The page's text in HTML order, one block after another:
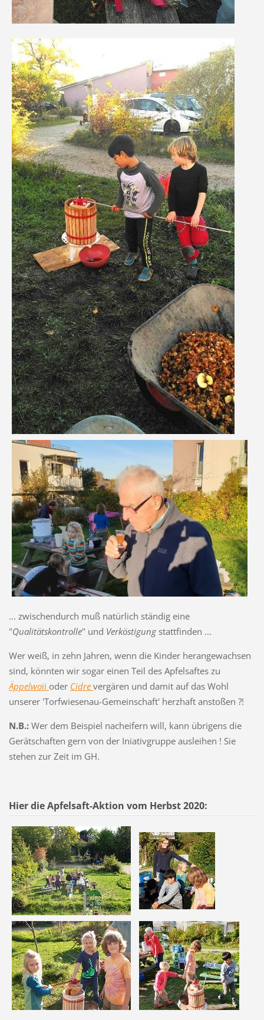
... zwischendurch muß natürlich ständig eine
"Qualitätskontrolle" und Verköstigung stattfinden ...
Wer weiß, in zehn Jahren, wenn die Kinder herangewachsen
sind, könnten wir sogar einen Teil des Apfelsaftes zu
Äppelwoii oder Cidre vergären und damit auf das Wohl
unserer 'Torfwiesenau-Gemeinschaft' herzhaft anstoßen ?!
N.B.:Wer dem Beispiel nacheifern will, kann übrigens die
Gerätschaften gern von der Iniativgruppe ausleihen ! Sie
stehen zur Zeit im GH.
Hier die Apfelsaft-Aktion vom Herbst 2020: